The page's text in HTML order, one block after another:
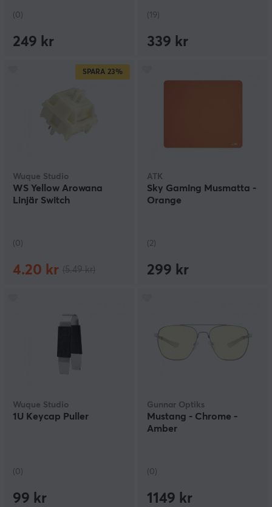
(0)
249 kr
(19)
339 kr
SPARA 23%
Wuque Studio
WS Yellow Arowana
Linjär Switch
(0)
4.20 kr
ATK
Sky Gaming Musmatta -
Orange
(2)
299 kr
Wuque Studio
1U Keycap Puller
(0)
99 kr
Gunnar Optiks
Mustang - Chrome -
Amber
(0)
1149 kr